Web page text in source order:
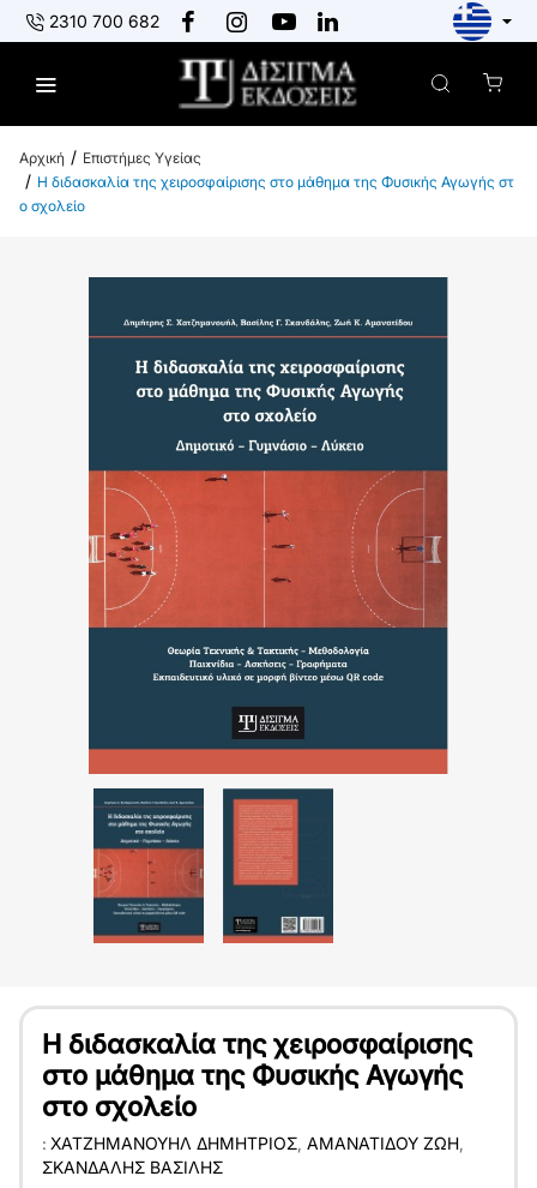
2310 700 682
o
m
Επιστήμες Υγείας
Η διδασκαλία της χειροσφαίρισης στο μάθημα της Φυσικής Αγωγής στ
ο σχολείο
Η διδασκαλία της χειροσφαίρισης
στο μάθημα της Φυσικής Αγωγής
στο σχολείο
: ΧΑΤΖΗΜΑΝΟΥΉΛ ΔΗΜΉΤΡΙΟΣ ΑΜΑΝΑΤΊΔΟΥ ΖΩΉ
ΣΚΑΝΔΆΛΗΣ ΒΑΣΊΛΗΣ